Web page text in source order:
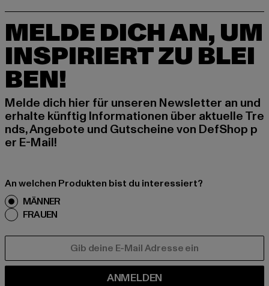
MELDE DICH AN, UM
INSPIRIERT ZU BLEI
BEN!
Melde dich hier für unseren Newsletter an und
erhalte künftig Informationen über aktuelle Tre
nds, Angebote und Gutscheine von DefShop p
er E-Mail!
An welchen Produkten bist du interessiert?
MÄNNER
FRAUEN
ANMELDEN